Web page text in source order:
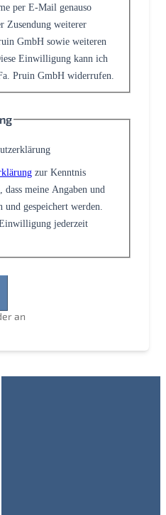
an
per E-Mail genauso
Zusendung weiterer
GmbH sowie weiteren
Einwilligung kann ich
Pruin GmbH widerrufen.
zur Kenntnis
meine Angaben und
gespeichert werden.
jederzeit